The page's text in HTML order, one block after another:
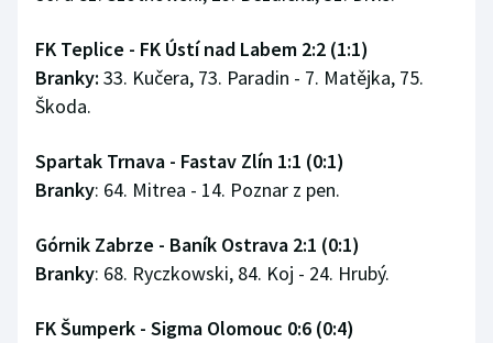
FK Teplice - FK Ústí nad Labem 2:2 (1:1)
Branky: 33. Kučera, 73. Paradin - 7. Matějka, 75.
Škoda.
Spartak Trnava - Fastav Zlín 1:1 (0:1)
Branky: 64. Mitrea - 14. Poznar z pen.
Górnik Zabrze - Baník Ostrava 2:1 (0:1)
Branky: 68. Ryczkowski, 84. Koj - 24. Hrubý.
FK Šumperk - Sigma Olomouc 0:6 (0:4)